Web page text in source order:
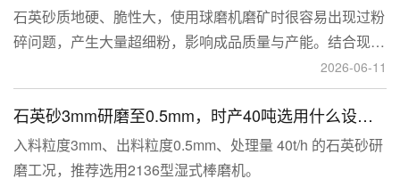
石英砂质地硬、脆性大，使用球磨机磨矿时很容易出现过粉
碎问题，产生大量超细粉，影响成品质量与产能。结合现场
生产经验，可通过工艺、研磨介质、运行参数、配套设备多
维度优化，改善该问题。
2026-06-11
石英砂3mm研磨至0.5mm，时产40吨选用什么设备？
入料粒度3mm、出料粒度0.5mm、处理量 40t/h 的石英砂研
磨工况，推荐选用2136型湿式棒磨机。